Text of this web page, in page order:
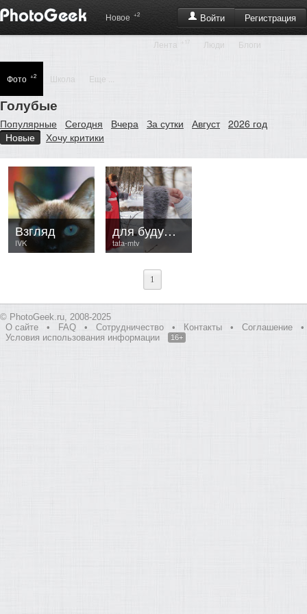
Войти Регистрация
Новое +2
Лента +17 Люди Блоги
Фото +2 Школа Еще ...
Голубые
Популярные Сегодня Вчера За сутки Август 2026 год
Новые
Хочу критики
IVK
Взгляд
tata-mtv
для будущей крохи
1
© PhotoGeek.ru, 2008-2025
О сайте
• FAQ • Сотрудничество • Контакты • Соглашение
•
Условия использования информации
16+